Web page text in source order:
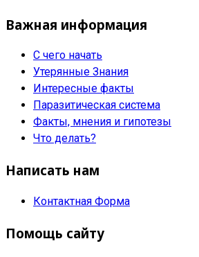
Важная информация
С чего начать
Утерянные Знания
Интересные факты
Паразитическая система
Факты, мнения и гипотезы
Что делать?
Написать нам
Контактная Форма
Помощь сайту